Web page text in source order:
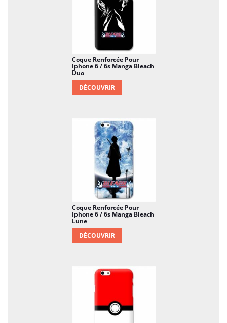
protection est absolument nécessaire vu le prix
d'un smartphone. Et en plus de la protection, vous
allez rendre votre appareil originale, et lui donnez la
touche perso que tout le monde vous enviera.
Coque Renforcée Pour
Iphone 6 / 6s Manga Bleach
Duo
DÉCOUVRIR
Coque Renforcée Pour
Iphone 6 / 6s Manga Bleach
Lune
DÉCOUVRIR